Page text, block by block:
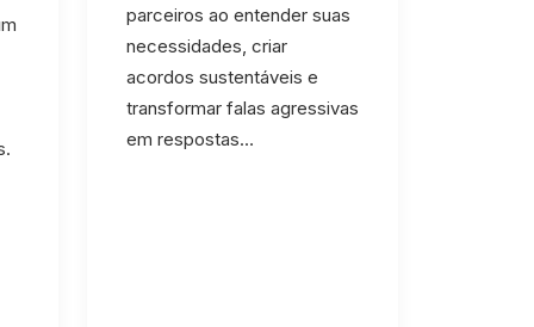
parceiros ao entender suas
necessidades, criar
acordos sustentáveis e
transformar falas agressivas
em respostas…